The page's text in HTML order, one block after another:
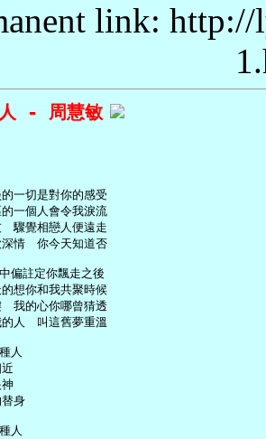
link:
人 - 周慧敏
一切是對你的感受
一個人會令我淚流
驟覺相戀人便遠走
情　你今天知道否
偏註定你飄走之後
想你和我共聚時候
我的心你哪曾猜透
人　叫這舊夢重溫
人
身
人